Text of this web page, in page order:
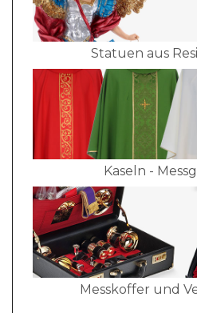
Statuen aus
Kaseln -
Messkoffer und